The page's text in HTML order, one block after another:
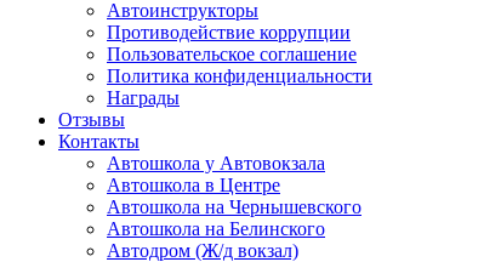
Автоинструкторы
Противодействие коррупции
Пользовательское соглашение
Политика конфиденциальности
Награды
Отзывы
Контакты
Автошкола у Автовокзала
Автошкола в Центре
Автошкола на Чернышевского
Автошкола на Белинского
Автодром (Ж/д вокзал)